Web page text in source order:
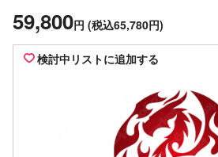
59,800円 (税込65,780円)
検討中リストに追加する